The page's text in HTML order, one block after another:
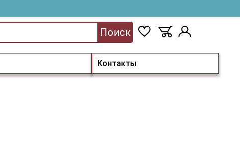
Контакты
Поиск